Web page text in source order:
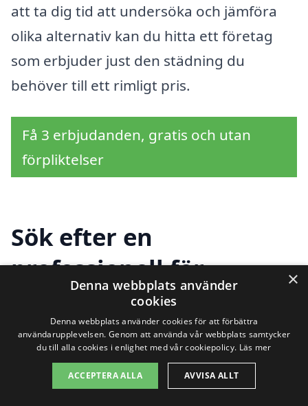
att ta dig tid att undersöka och jämföra
olika alternativ kan du hitta ett företag
som erbjuder just den städning du
behöver till ett rimligt pris.
Få 3 erbjudanden, gratis och utan
förpliktelser
Sök efter en
professionell för
byggstädning i andra
städer nära
Kyrkheddinge
×
Denna webbplats använder
cookies
Denna webbplats använder cookies för att förbättra
användarupplevelsen. Genom att använda vår webbplats samtycker
du till alla cookies i enlighet med vår cookiepolicy. Läs mer
ACCEPTERA ALLA AVVISA ALLT